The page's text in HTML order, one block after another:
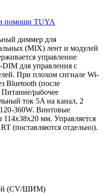
помощи TUYA
диммер для
(MIX) лент и модулей
управление
для управления с
При плохом сигнале Wi-
Bluetooth (после
рабочее
ток 5A на канал, 2
360W. Винтовые
мм. Управляется
(поставляются отдельно).
(CV/ШИМ)